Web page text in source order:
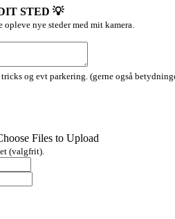
STED 💡
nye steder med mit kamera.
og evt parkering. (gerne også
Files to Upload
(valgfrit).